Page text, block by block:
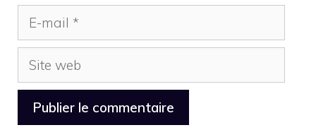
mail
Site
web